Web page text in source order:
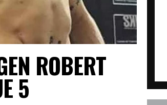
ROBERT
5